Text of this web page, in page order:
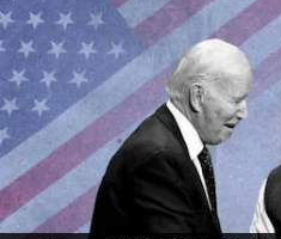
అమెరికా కాంగ్రెస్‌లో
ప్రసంగించనున్న
భారతీయుడిగా
వ్రాసిన వారు Stalin Jun 12, 2023 01:55
ఈ వార్తాకథనం ఏంటి